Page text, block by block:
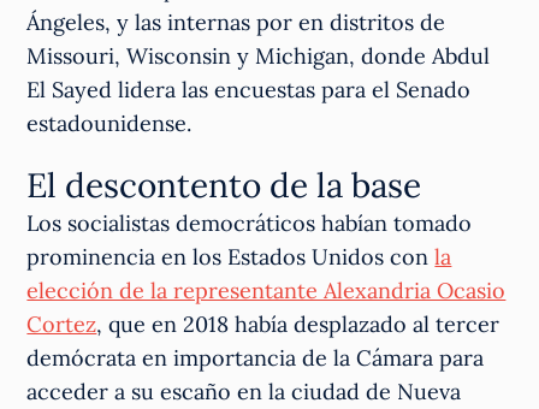
Ángeles, y las internas por en distritos de
Missouri, Wisconsin y Michigan, donde Abdul
El Sayed lidera las encuestas para el Senado
estadounidense.
El descontento de la base
Los socialistas democráticos habían tomado
prominencia en los Estados Unidos conla
elección de la representante Alexandria Ocasio
Cortez, que en 2018 había desplazado al tercer
demócrata en importancia de la Cámara para
acceder a su escaño en la ciudad de Nueva